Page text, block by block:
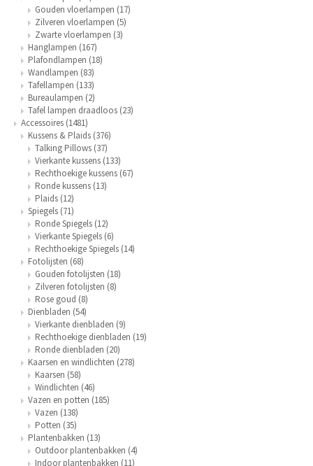
Gouden vloerlampen (17)
Zilveren vloerlampen (5)
Zwarte vloerlampen (3)
Hanglampen (167)
Plafondlampen (18)
Wandlampen (83)
Tafellampen (133)
Bureaulampen (2)
Tafel lampen draadloos (23)
Accessoires (1481)
Kussens & Plaids (376)
Talking Pillows (37)
Vierkante kussens (133)
Rechthoekige kussens (67)
Ronde kussens (13)
Plaids (12)
Spiegels (71)
Ronde Spiegels (12)
Vierkante Spiegels (6)
Rechthoekige Spiegels (14)
Fotolijsten (68)
Gouden fotolijsten (18)
Zilveren fotolijsten (8)
Rose goud (8)
Dienbladen (54)
Vierkante dienbladen (9)
Rechthoekige dienbladen (19)
Ronde dienbladen (20)
Kaarsen en windlichten (278)
Kaarsen (58)
Windlichten (46)
Vazen en potten (185)
Vazen (138)
Potten (35)
Plantenbakken (13)
Outdoor plantenbakken (4)
Indoor plantenbakken (11)